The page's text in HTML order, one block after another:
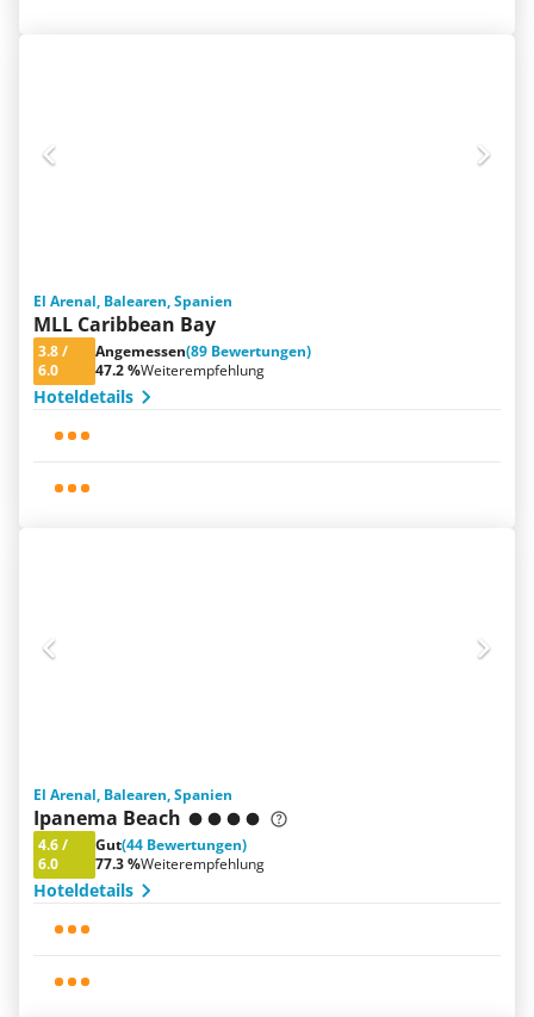
El Arenal, Balearen, Spanien
MLL Caribbean Bay
3.8/
6.0
Angemessen(89 Bewertungen)
47.2 %Weiterempfehlung
Hoteldetails
El Arenal, Balearen, Spanien
Ipanema Beach
4.6/
6.0
Gut(44 Bewertungen)
77.3 %Weiterempfehlung
Hoteldetails